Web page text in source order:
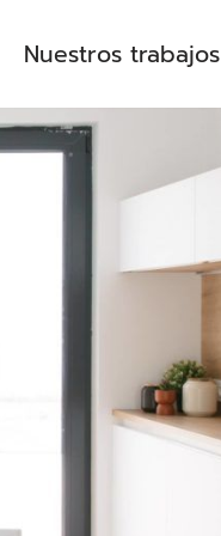
Nuestros trabajos